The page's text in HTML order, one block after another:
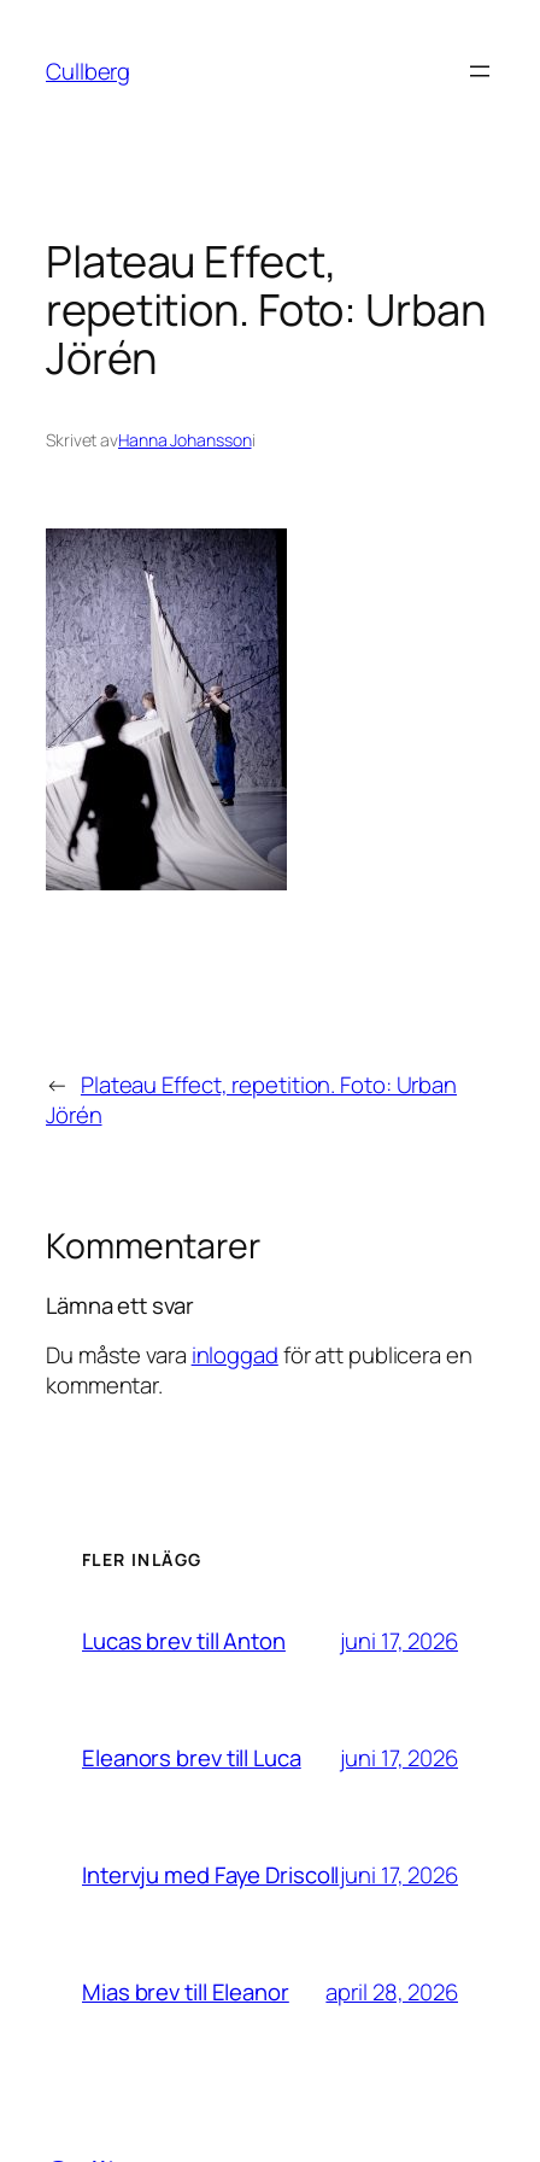
innehåll
Cullberg
Plateau Effect,
repetition. Foto: Urban
Jörén
Skrivet avHanna Johanssoni
← Plateau Effect, repetition. Foto: Urban
Jörén
Kommentarer
Lämna ett svar
Du måste vara inloggadför att publicera en
kommentar.
FLER INLÄGG
Lucas brev till Anton juni 17, 2026
Eleanors brev till Luca juni 17, 2026
Intervju med Faye Driscolljuni 17, 2026
Mias brev till Eleanor april 28, 2026